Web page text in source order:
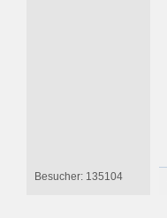
Besucher: 135104